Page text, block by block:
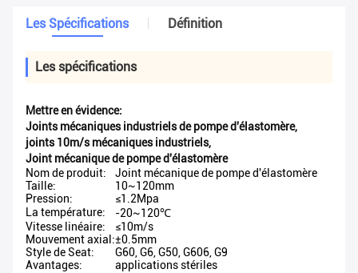
Les Spécifications Définition
Les spécifications
Mettre en évidence:
Joints mécaniques industriels de pompe d'élastomère,
joints 10m/s mécaniques industriels,
Joint mécanique de pompe d'élastomère
Nom de produit:
Joint mécanique de pompe d'élastomère
Taille:
10~120mm
Pression:
≤1.2Mpa
La température:
-20~120℃
Vitesse linéaire:
≤10m/s
Mouvement axial:±0.5mm
Style de Seat:
G60, G6, G50, G606, G9
Avantages:
applications stériles